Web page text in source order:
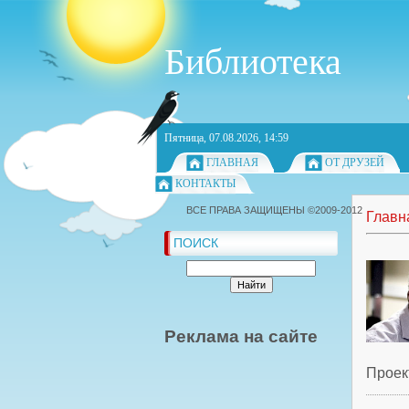
Библиотека
Пятница, 07.08.2026, 14:59
ГЛАВНАЯ
ОТ ДРУЗЕЙ
КОНТАКТЫ
ПОИСК
Реклама на сайте
ВСЕ ПРАВА ЗАЩИЩЕНЫ ©2009-2012